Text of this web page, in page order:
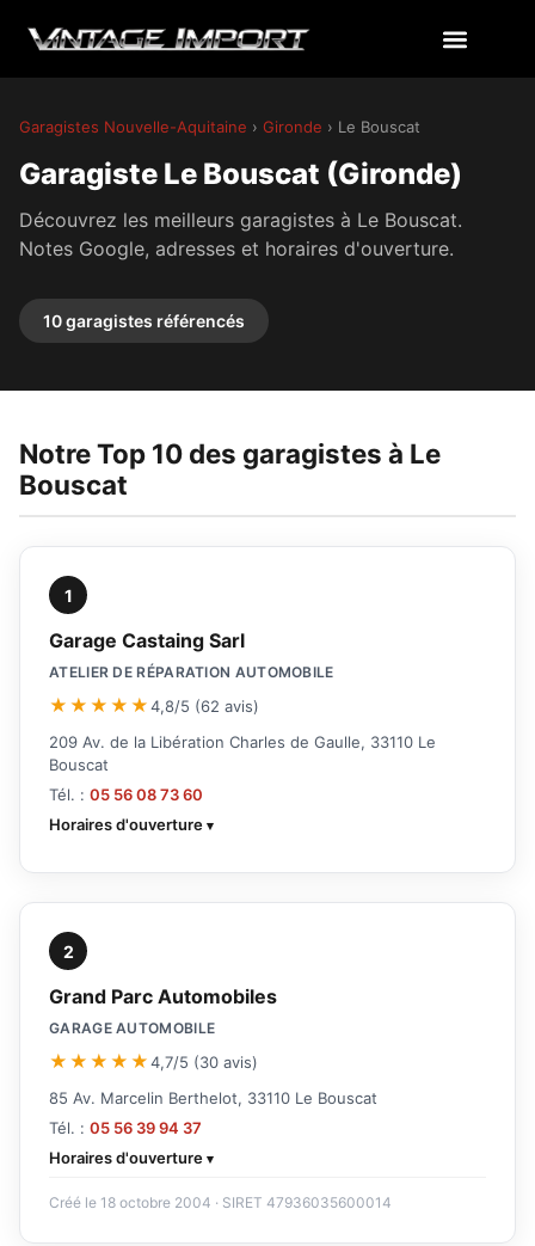
Garagistes Nouvelle-Aquitaine › Gironde › Le Bouscat
Garagiste Le Bouscat (Gironde)
Découvrez les meilleurs garagistes à Le Bouscat.
Notes Google, adresses et horaires d'ouverture.
10 garagistes référencés
Notre Top 10 des garagistes à Le
Bouscat
1
Garage Castaing Sarl
ATELIER DE RÉPARATION AUTOMOBILE
★★★★★4,8/5 (62 avis)
209 Av. de la Libération Charles de Gaulle, 33110 Le
Bouscat
Tél. : 05 56 08 73 60
Horaires d'ouverture
2
Grand Parc Automobiles
GARAGE AUTOMOBILE
★★★★★4,7/5 (30 avis)
85 Av. Marcelin Berthelot, 33110 Le Bouscat
Tél. : 05 56 39 94 37
Horaires d'ouverture
Créé le 18 octobre 2004 · SIRET 47936035600014